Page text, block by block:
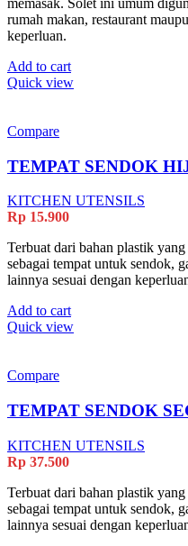
rumah makan, restaurant
keperluan.
Add to cart
Quick view
Compare
TEMPAT SENDOK
KITCHEN UTENSILS
Rp 15.900
Terbuat dari bahan plastik
sebagai tempat untuk sendok,
lainnya sesuai dengan
Add to cart
Quick view
Compare
TEMPAT SENDOK
KITCHEN UTENSILS
Rp 37.500
Terbuat dari bahan plastik
sebagai tempat untuk sendok,
lainnya sesuai dengan